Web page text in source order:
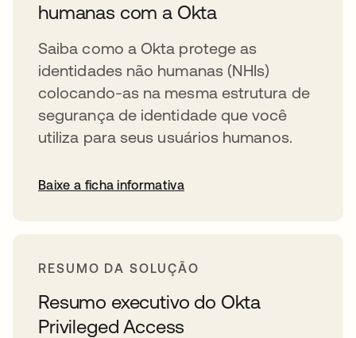
humanas com a Okta
Saiba como a Okta protege as
identidades não humanas (NHIs)
colocando-as na mesma estrutura de
segurança de identidade que você
utiliza para seus usuários humanos.
Baixe a ficha informativa
RESUMO DA SOLUÇÃO
Resumo executivo do Okta
Privileged Access